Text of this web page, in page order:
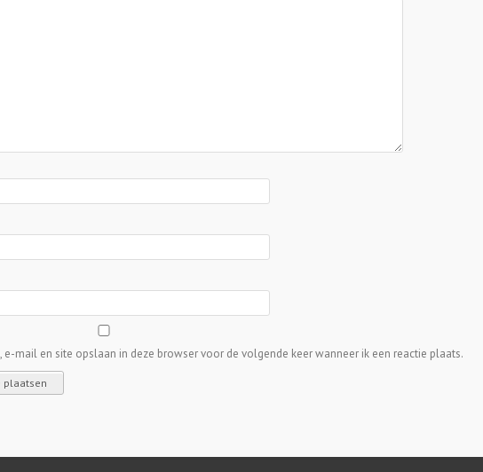
e-mail en site opslaan in deze browser voor de volgende keer wanneer ik een reactie plaats.